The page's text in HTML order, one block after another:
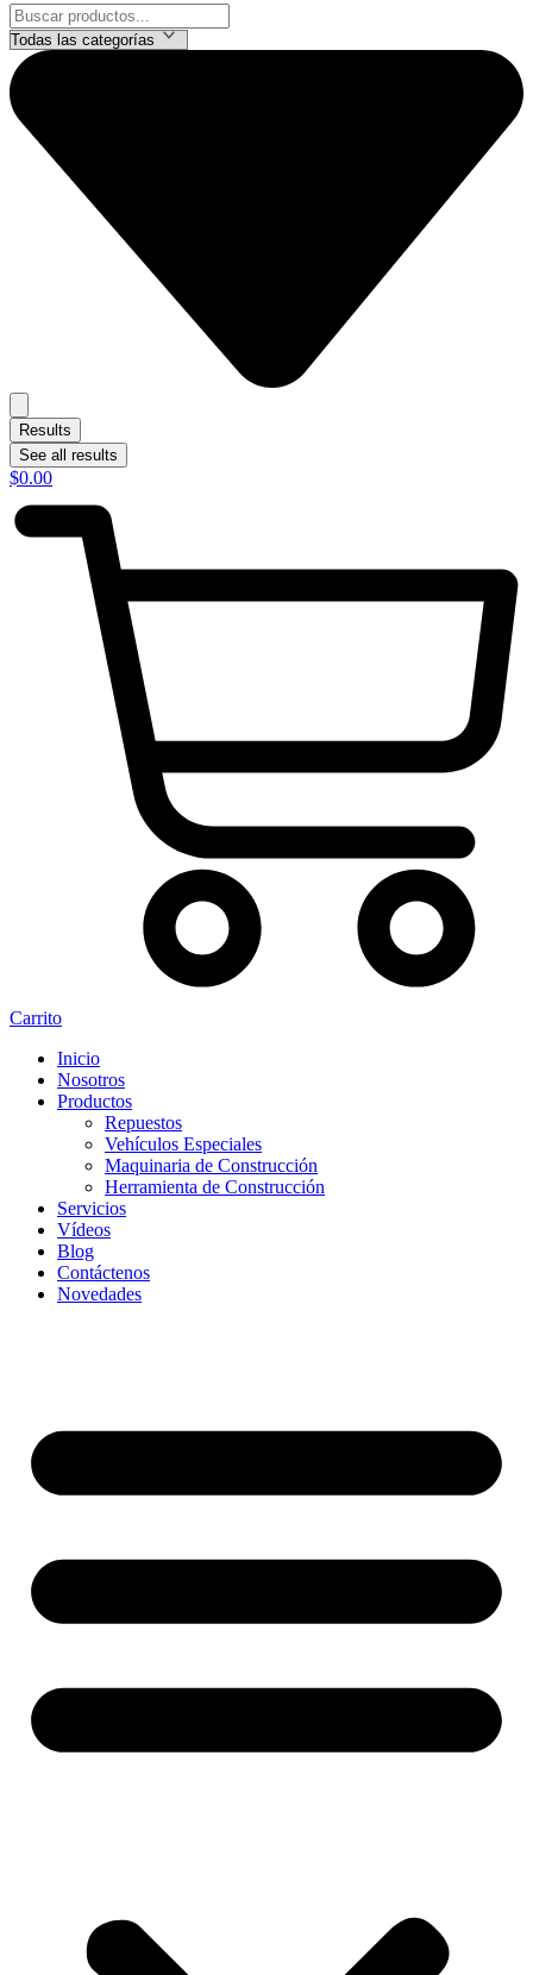
Results
See all results
$0.00
Carrito
Inicio
Nosotros
Productos
Repuestos
Vehículos Especiales
Maquinaria de Construcción
Herramienta de Construcción
Servicios
Vídeos
Blog
Contáctenos
Novedades